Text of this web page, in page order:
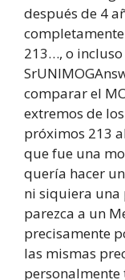
después de 4
213…, o
comparar el
extremos de
próximos 213
que fue una
quería hacer
ni siquiera
parezca a un
precisamente
las mismas
personalmente